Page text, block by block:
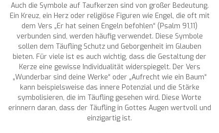
Auch die Symbole auf Taufkerzen sind von großer Bedeutung.
Ein Kreuz, ein Herz oder religiöse Figuren wie Engel, die oft mit
dem Vers „Er hat seinen Engeln befohlen“ (Psalm 91,11)
verbunden sind, werden häufig verwendet. Diese Symbole
sollen dem Täufling Schutz und Geborgenheit im Glauben
bieten. Für viele ist es auch wichtig, dass die Gestaltung der
Kerze eine gewisse Individualität widerspiegelt. Der Vers
„Wunderbar sind deine Werke“ oder „Aufrecht wie ein Baum“
kann beispielsweise das innere Potenzial und die Stärke
symbolisieren, die im Täufling gesehen wird. Diese Worte
erinnern daran, dass der Täufling in Gottes Augen wertvoll und
einzigartig ist.